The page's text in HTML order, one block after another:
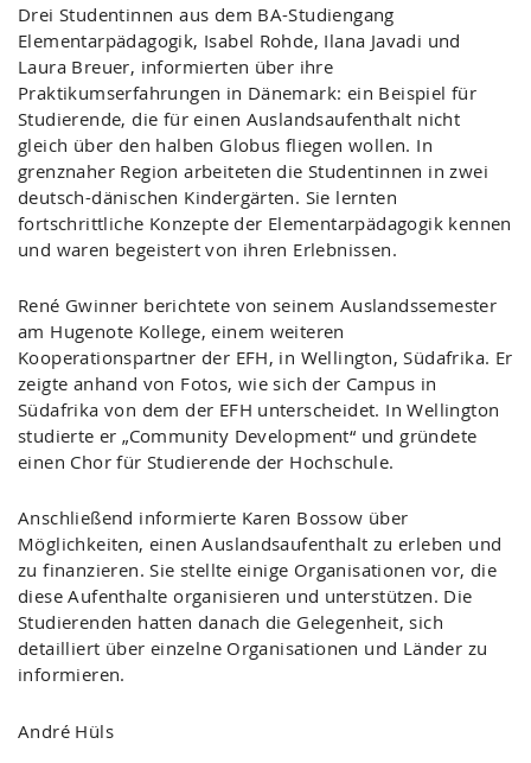
Drei Studentinnen aus dem BA-Studiengang
Elementarpädagogik, Isabel Rohde, Ilana Javadi und
Laura Breuer, informierten über ihre
Praktikumserfahrungen in Dänemark: ein Beispiel für
Studierende, die für einen Auslandsaufenthalt nicht
gleich über den halben Globus fliegen wollen. In
grenznaher Region arbeiteten die Studentinnen in zwei
deutsch-dänischen Kindergärten. Sie lernten
fortschrittliche Konzepte der Elementarpädagogik kennen
und waren begeistert von ihren Erlebnissen.
René Gwinner berichtete von seinem Auslandssemester
am Hugenote Kollege, einem weiteren
Kooperationspartner der EFH, in Wellington, Südafrika. Er
zeigte anhand von Fotos, wie sich der Campus in
Südafrika von dem der EFH unterscheidet. In Wellington
studierte er „Community Development“ und gründete
einen Chor für Studierende der Hochschule.
Anschließend informierte Karen Bossow über
Möglichkeiten, einen Auslandsaufenthalt zu erleben und
zu finanzieren. Sie stellte einige Organisationen vor, die
diese Aufenthalte organisieren und unterstützen. Die
Studierenden hatten danach die Gelegenheit, sich
detailliert über einzelne Organisationen und Länder zu
informieren.
André Hüls